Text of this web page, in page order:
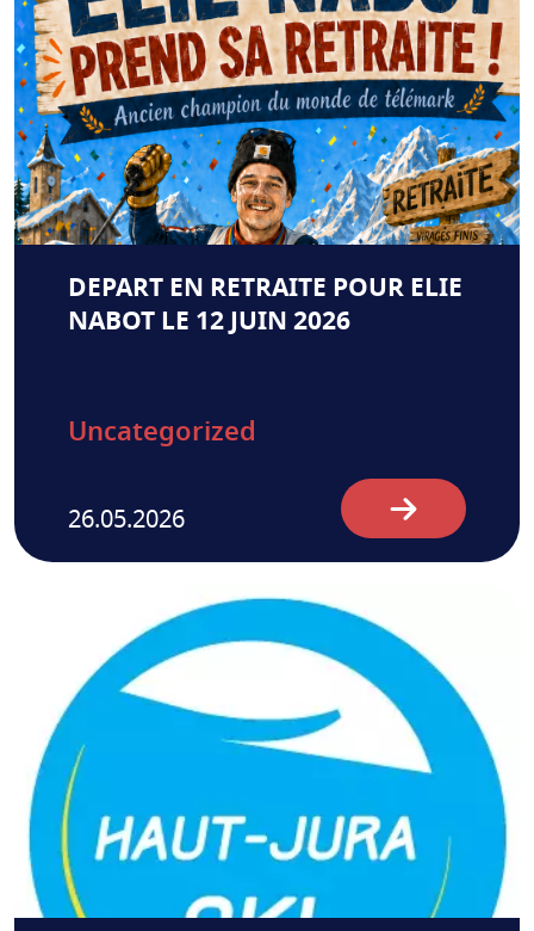
DEPART EN RETRAITE POUR ELIE
NABOT LE 12 JUIN 2026
Uncategorized
26.05.2026